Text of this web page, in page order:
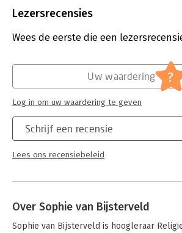
Uitgever:
Verschijningsdatum:
28-2-2018
Staatsrecht
Lezersrecensies
Wees de eerste die een
Schrijf een recensie
Lees ons recensiebeleid
Uw waardering ?
Log in om uw waardering te geven
Over Sophie van Bijsterveld
Sophie van Bijsterveld is hoogleraar